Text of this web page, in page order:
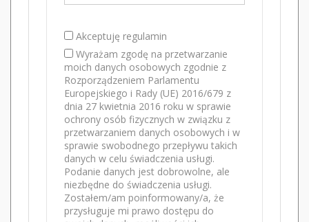
Akceptuję regulamin
Wyrażam zgodę na przetwarzanie
moich danych osobowych zgodnie z
Rozporządzeniem Parlamentu
Europejskiego i Rady (UE) 2016/679 z
dnia 27 kwietnia 2016 roku w sprawie
ochrony osób fizycznych w związku z
przetwarzaniem danych osobowych i w
sprawie swobodnego przepływu takich
danych w celu świadczenia usługi.
Podanie danych jest dobrowolne, ale
niezbędne do świadczenia usługi.
Zostałem/am poinformowany/a, że
przysługuje mi prawo dostępu do